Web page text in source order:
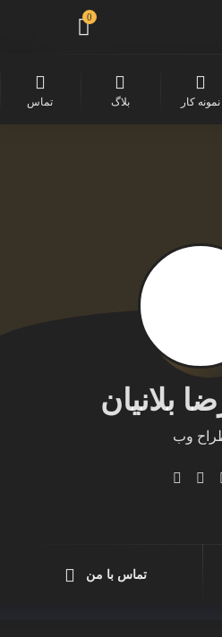
0
نمونه کار بلاگ تماس
بلانیان
وب
دهنده موبایل
تماس با من